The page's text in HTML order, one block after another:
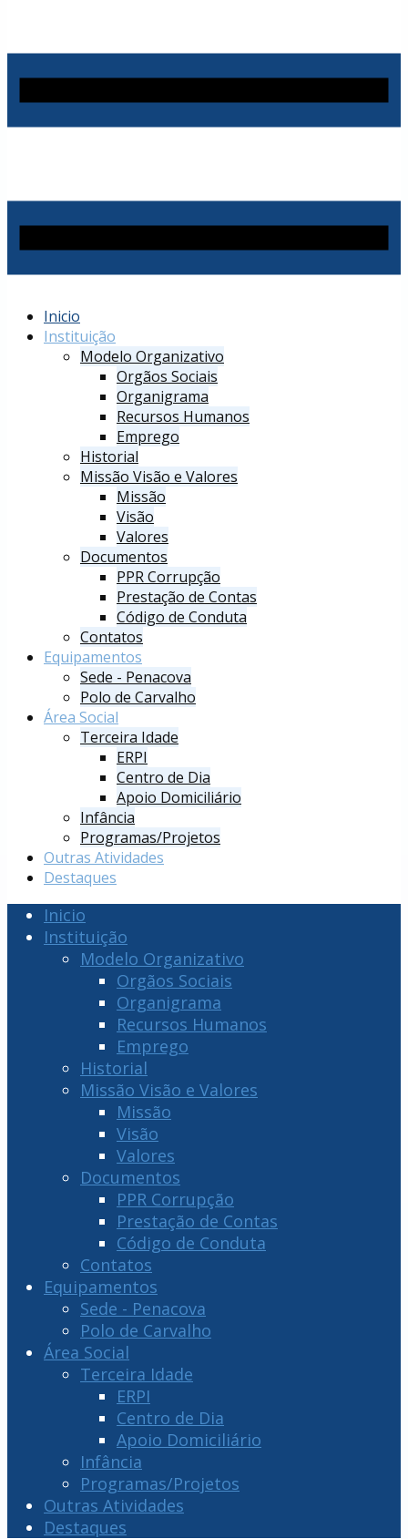
Inicio
Instituição
Modelo Organizativo
Orgãos Sociais
Organigrama
Recursos Humanos
Emprego
Historial
Missão Visão e Valores
Missão
Visão
Valores
Documentos
PPR Corrupção
Prestação de Contas
Código de Conduta
Contatos
Equipamentos
Sede - Penacova
Polo de Carvalho
Área Social
Terceira Idade
ERPI
Centro de Dia
Apoio Domiciliário
Infância
Programas/Projetos
Outras Atividades
Destaques
Inicio
Instituição
Modelo Organizativo
Orgãos Sociais
Organigrama
Recursos Humanos
Emprego
Historial
Missão Visão e Valores
Missão
Visão
Valores
Documentos
PPR Corrupção
Prestação de Contas
Código de Conduta
Contatos
Equipamentos
Sede - Penacova
Polo de Carvalho
Área Social
Terceira Idade
ERPI
Centro de Dia
Apoio Domiciliário
Infância
Programas/Projetos
Outras Atividades
Destaques